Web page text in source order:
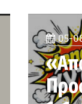
05-